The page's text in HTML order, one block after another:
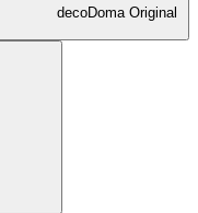
decoDoma Original